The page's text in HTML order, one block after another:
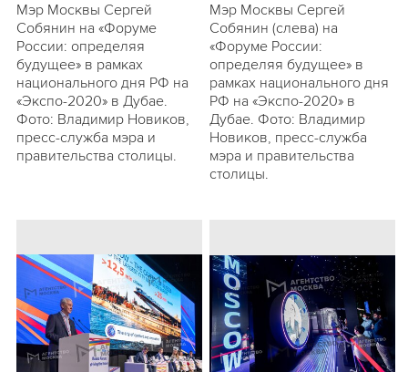
Мэр Москвы Сергей
Собянин на «Форуме
России: определяя
будущее» в рамках
национального дня РФ на
«Экспо-2020» в Дубае.
Фото: Владимир Новиков,
пресс-служба мэра и
правительства столицы.
Мэр Москвы Сергей
Собянин (слева) на
«Форуме России:
определяя будущее» в
рамках национального дня
РФ на «Экспо-2020» в
Дубае. Фото: Владимир
Новиков, пресс-служба
мэра и правительства
столицы.